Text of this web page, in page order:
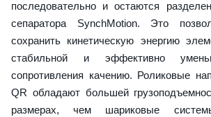
последовательно и остаются
сепаратора SynchMotion. Это
сохранить кинетическую энергию
стабильной и эффективно
сопротивления качению. Роликовые
QR обладают большей
размерах, чем шариковые